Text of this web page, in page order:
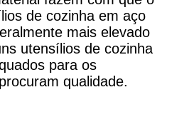
de cozinha em aço
mais elevado
utensílios de cozinha
para os
qualidade.